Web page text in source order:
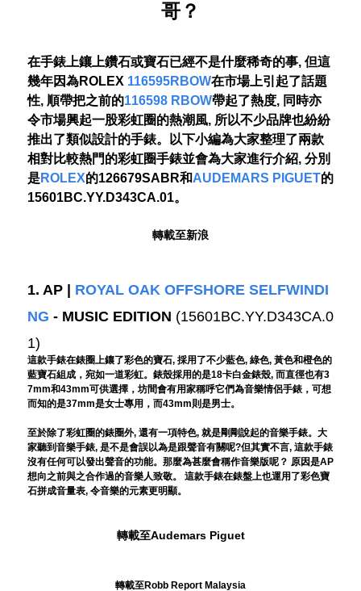
哥 ？
在手錶上鑲上鑽石或寶石已經不是什麼稀奇的事, 但這
幾年因為ROLEX 116595RBOW在市場上引起了話題
性, 順帶把之前的116598 RBOW帶起了熱度, 同時亦
令市場興起一股彩虹圈的熱潮風, 所以不少品牌也紛紛
推出了類似設計的手錶。以下小編為大家整理了兩款
相對比較熱門的彩虹圈手錶並會為大家進行介紹, 分別
是ROLEX的126679SABR和AUDEMARS PIGUET的
15601BC.YY.D343CA.01。
轉載至新浪
1. AP | ROYAL OAK OFFSHORE SELFWINDI
NG - MUSIC EDITION (15601BC.YY.D343CA.0
1)
這款手錶在錶圈上鑲了彩色的寶石, 採用了不少藍色, 綠色, 黃色和橙色的
藍寶石組成，宛如一道彩虹。錶殼採用的是18卡白金錶殼, 而直徑也有3
7mm和43mm可供選擇，坊間會有用家稱呼它們為音樂情侶手錶，可想
而知的是37mm是女士專用，而43mm則是男士。
至於除了彩虹圈的錶圈外, 還有一項特色, 就是剛剛說起的音樂手錶。大
家聽到音樂手錶, 是不是會誤以為是跟聲音有關呢?但其實不言, 這款手錶
沒有任何可以發出聲音的功能。那麼為甚麼會稱作音樂版呢？ 原因是AP
想向之前與之合作過的音樂人致敬。 這款手錶在錶盤上也運用了彩色寶
石拼成音量表, 令音樂的元素更明顯。
轉載至Audemars Piguet
轉載至Robb Report Malaysia